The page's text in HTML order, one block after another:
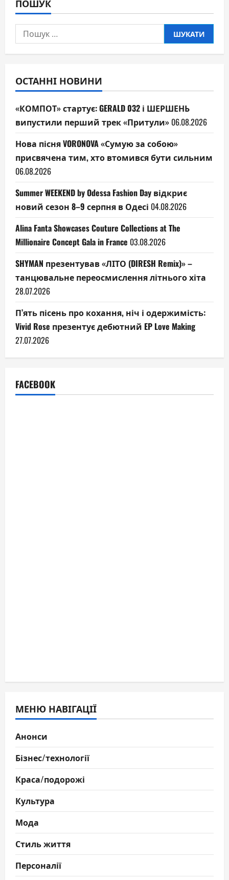
ПОШУК
Пошук:
ОСТАННІ НОВИНИ
«КОМПОТ» стартує: GERALD 032 і ШЕРШЕНЬ
випустили перший трек «Притули» 06.08.2026
Нова пісня VORONOVA «Сумую за собою»
присвячена тим, хто втомився бути сильним
06.08.2026
Summer WEEKEND by Odessa Fashion Day відкриє
новий сезон 8–9 серпня в Одесі 04.08.2026
Alina Fanta Showcases Couture Collections at The
Millionaire Concept Gala in France 03.08.2026
SHYMAN презентував «ЛІТО (DIRESH Remix)» –
танцювальне переосмислення літнього хіта
28.07.2026
П’ять пісень про кохання, ніч і одержимість:
Vivid Rose презентує дебютний EP Love Making
27.07.2026
FACEBOOK
МЕНЮ НАВІГАЦІЇ
Анонси
Бізнес/технології
Краса/подорожі
Культура
Мода
Стиль життя
Персоналії